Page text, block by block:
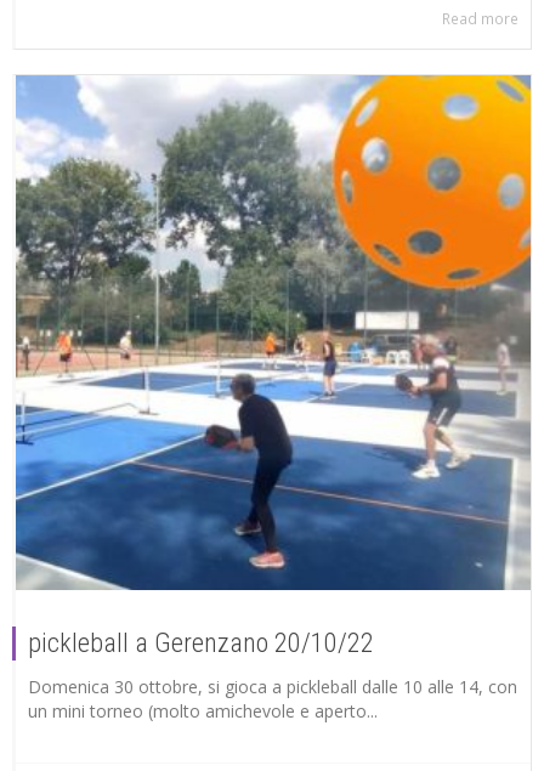
Read more
pickleball a Gerenzano 20/10/22
Domenica 30 ottobre, si gioca a pickleball dalle 10 alle 14, con
un mini torneo (molto amichevole e aperto...